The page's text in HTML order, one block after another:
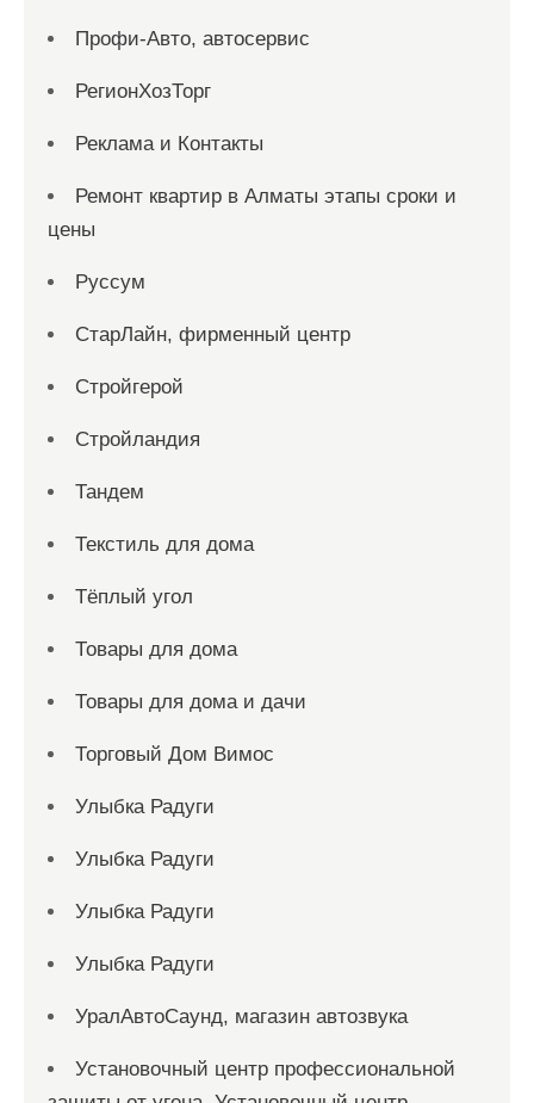
Профи-Авто, автосервис
РегионХозТорг
Реклама и Контакты
Ремонт квартир в Алматы этапы сроки и
цены
Руссум
СтарЛайн, фирменный центр
Стройгерой
Стройландия
Тандем
Текстиль для дома
Тёплый угол
Товары для дома
Товары для дома и дачи
Торговый Дом Вимос
Улыбка Радуги
Улыбка Радуги
Улыбка Радуги
Улыбка Радуги
УралАвтоСаунд, магазин автозвука
Установочный центр профессиональной